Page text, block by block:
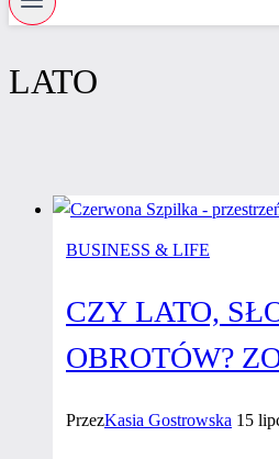
LATO
BUSINESS & LIFE
CZY LATO,
OBROTÓW?
PrzezKasia Gostrowska 15